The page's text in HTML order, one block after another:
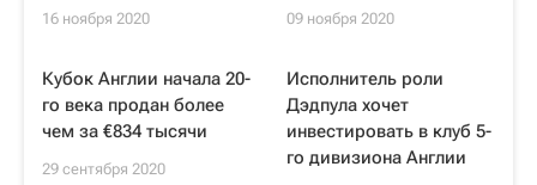
16 ноября 2020 09 ноября 2020
Кубок Англии начала 20-
го века продан более
чем за €834 тысячи
29 сентября 2020
Исполнитель роли
Дэдпула хочет
инвестировать в клуб 5-
го дивизиона Англии